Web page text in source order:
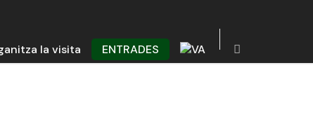
la visita ENTRADES